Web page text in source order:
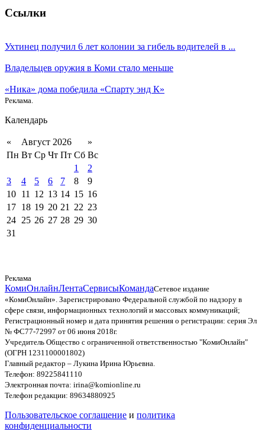
Ссылки
Ухтинец получил 6 лет колонии за гибель водителей в ...
Владельцев оружия в Коми стало меньше
«Ника» дома победила «Спарту энд К»
Реклама.
Календарь
« Август 2026
»
Пн Вт Ср Чт Пт Сб Вс
1
2
3
4 5 6 7 8
9
10 11 12 13 14 15 16
17 18 19 20 21 22 23
24 25 26 27 28 29 30
31
Реклама
КомиОнлайнЛентаСервисыКомандаСетевое издание
«КомиОнлайн». Зарегистрировано Федеральной службой по надзору в
сфере связи, информационных технологий и массовых коммуникаций;
Регистрационный номер и дата принятия решения о регистрации: серия Эл
№ ФС77-72997 от 06 июня 2018г.
Учредитель Общество с ограниченной ответственностью "КомиОнлайн"
(ОГРН 1231100001802)
Главный редактор – Лукина Ирина Юрьевна.
Телефон: 89225841110
Электронная почта: irina@komionline.ru
Телефон редакции: 89634880925
Пользовательское соглашение и политика
конфиденциальности